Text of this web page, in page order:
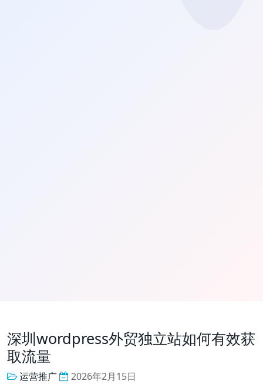
深圳wordpress外贸独立站如何有效获
取流量
运营推广 2026年2月15日